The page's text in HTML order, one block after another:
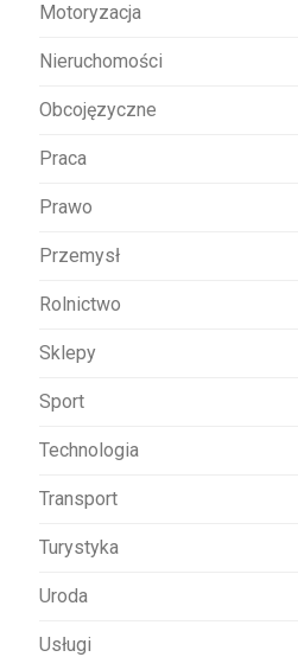
Motoryzacja
Nieruchomości
Obcojęzyczne
Praca
Prawo
Przemysł
Rolnictwo
Sklepy
Sport
Technologia
Transport
Turystyka
Uroda
Usługi